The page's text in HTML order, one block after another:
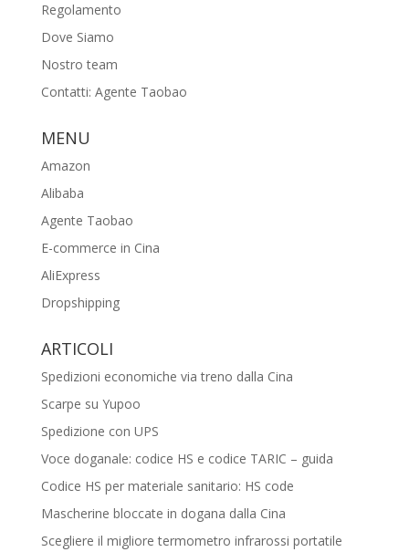
Regolamento
Dove Siamo
Nostro team
Contatti: Agente Taobao
MENU
Amazon
Alibaba
Agente Taobao
E-commerce in Cina
AliExpress
Dropshipping
ARTICOLI
Spedizioni economiche via treno dalla Cina
Scarpe su Yupoo
Spedizione con UPS
Voce doganale: codice HS e codice TARIC – guida
Codice HS per materiale sanitario: HS code
Mascherine bloccate in dogana dalla Cina
Scegliere il migliore termometro infrarossi portatile